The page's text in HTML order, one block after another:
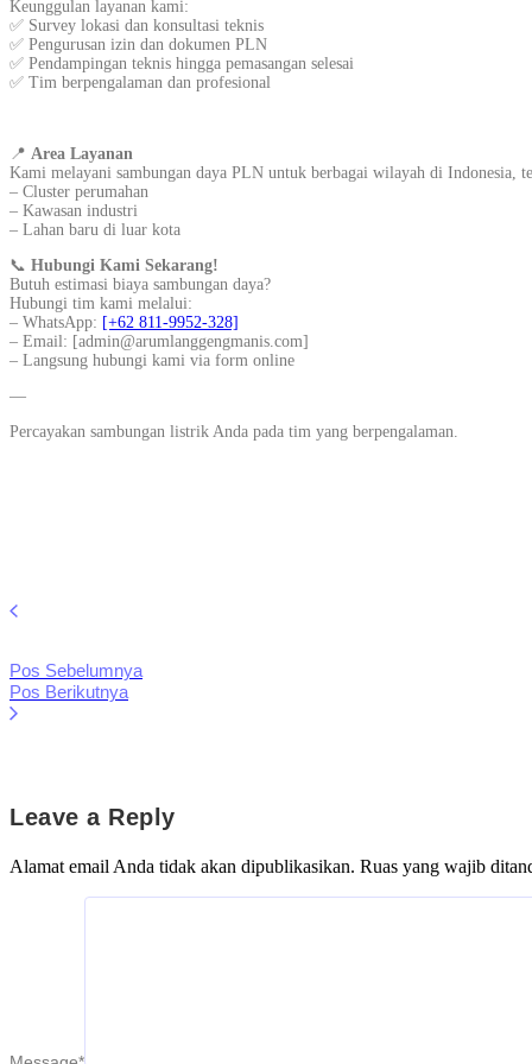
Keunggulan layanan kami:
✅ Survey lokasi dan konsultasi teknis
✅ Pengurusan izin dan dokumen PLN
✅ Pendampingan teknis hingga pemasangan selesai
✅ Tim berpengalaman dan profesional
📍 Area Layanan
Kami melayani sambungan daya PLN untuk berbagai wilayah di Indonesia,
– Cluster perumahan
– Kawasan industri
– Lahan baru di luar kota
📞 Hubungi Kami Sekarang!
Butuh estimasi biaya sambungan daya?
Hubungi tim kami melalui:
– WhatsApp: [+62 811-9952-328]
– Email: [admin@arumlanggengmanis.com]
– Langsung hubungi kami via form online
—
Percayakan sambungan listrik Anda pada tim yang berpengalaman.
Pos Sebelumnya
Pos Berikutnya
Leave a Reply
Alamat email Anda tidak akan dipublikasikan. Ruas yang wajib